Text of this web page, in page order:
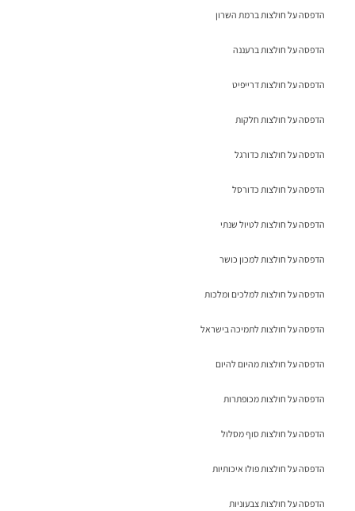
הדפסה על חולצות ברמת השרון
הדפסה על חולצות ברעננה
הדפסה על חולצות דרייפיט
הדפסה על חולצות חלקות
הדפסה על חולצות כדורגל
הדפסה על חולצות כדורסל
הדפסה על חולצות לטיול שנתי
הדפסה על חולצות למכון כושר
הדפסה על חולצות למלכים ומלכות
הדפסה על חולצות לתמיכה בישראל
הדפסה על חולצות מהיום להיום
הדפסה על חולצות מכופתרות
הדפסה על חולצות סוף מסלול
הדפסה על חולצות פולו איכותיות
הדפסה על חולצות צבעוניות